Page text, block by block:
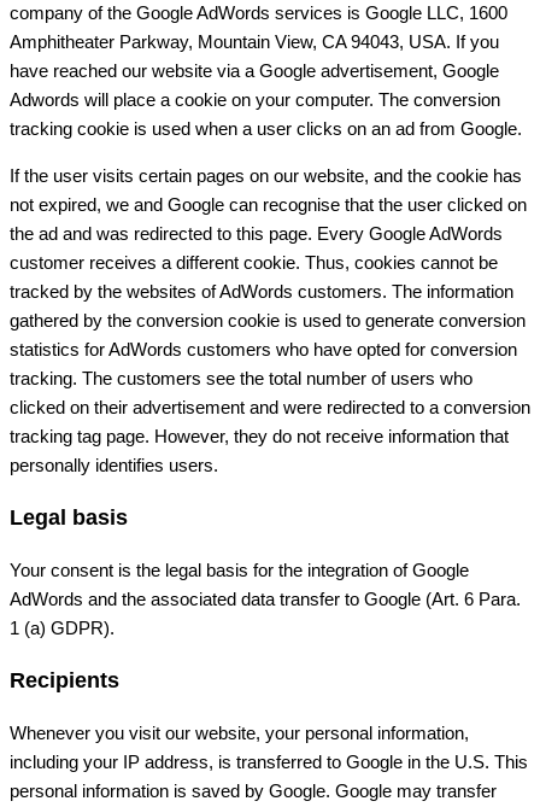
company of the Google AdWords services is Google LLC, 1600
Amphitheater Parkway, Mountain View, CA 94043, USA. If you
have reached our website via a Google advertisement, Google
Adwords will place a cookie on your computer. The conversion
tracking cookie is used when a user clicks on an ad from Google.
If the user visits certain pages on our website, and the cookie has
not expired, we and Google can recognise that the user clicked on
the ad and was redirected to this page. Every Google AdWords
customer receives a different cookie. Thus, cookies cannot be
tracked by the websites of AdWords customers. The information
gathered by the conversion cookie is used to generate conversion
statistics for AdWords customers who have opted for conversion
tracking. The customers see the total number of users who
clicked on their advertisement and were redirected to a conversion
tracking tag page. However, they do not receive information that
personally identifies users.
Legal basis
Your consent is the legal basis for the integration of Google
AdWords and the associated data transfer to Google (Art. 6 Para.
1 (a) GDPR).
Recipients
Whenever you visit our website, your personal information,
including your IP address, is transferred to Google in the U.S. This
personal information is saved by Google. Google may transfer